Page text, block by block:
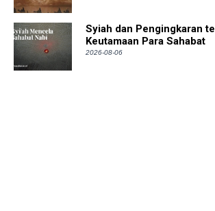
Syiah dan Pengingkaran
Keutamaan Para Sahabat
2026-08-06